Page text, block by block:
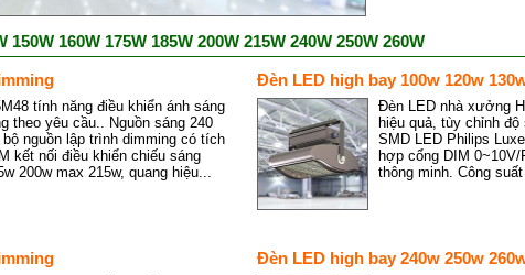
160W 175W 185W 200W 215W 240W 250W 260W
tính năng điều khiển ánh sáng
theo yêu cầu.. Nguồn sáng 240
nguồn lập trình dimming có tích
kết nối điều khiển chiếu sáng
200w max 215w, quang hiệu...
Đèn LED high bay 100w 120w
Đèn LED nhà xưởng
hiệu quả, tùy chỉnh
SMD LED Philips
hợp cổng DIM
thông minh. Công
Đèn LED high bay 240w 250w